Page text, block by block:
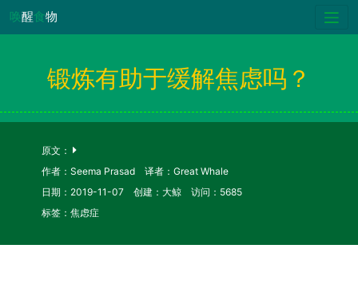
唤醒食物
锻炼有助于缓解焦虑吗？
原文：
作者：Seema Prasad 译者：Great Whale
日期：2019-11-07 创建：大鲸 访问：5685
标签：焦虑症